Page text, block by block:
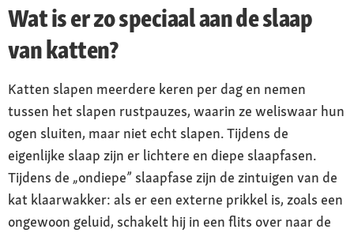
Wat is er zo speciaal aan de slaap
van katten?
Katten slapen meerdere keren per dag en nemen
tussen het slapen rustpauzes, waarin ze weliswaar hun
ogen sluiten, maar niet echt slapen. Tijdens de
eigenlijke slaap zijn er lichtere en diepe slaapfasen.
Tijdens de „ondiepe” slaapfase zijn de zintuigen van de
kat klaarwakker: als er een externe prikkel is, zoals een
ongewoon geluid, schakelt hij in een flits over naar de